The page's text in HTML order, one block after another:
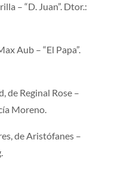
– “D. Juan”. Dtor.:
Aub – “El Papa”.
de Reginal Rose –
Moreno.
de Aristófanes –